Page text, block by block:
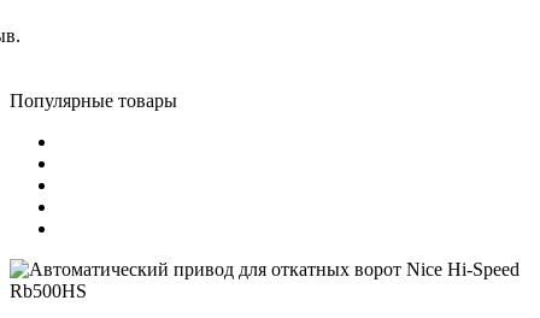
Популярные товары